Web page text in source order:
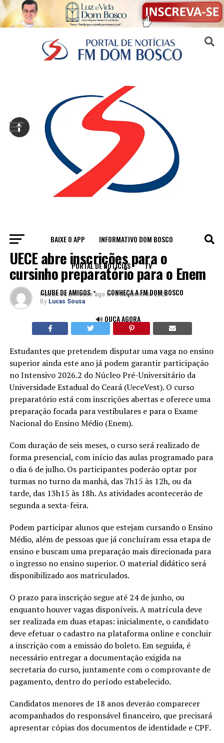
BAIXE O APP INFORMATIVO DOM BOSCO
PORTAL DE NOTÍCIAS TV
CLUBE DE AMIGOS CONHEÇA A FM DOM BOSCO
🔊 OUÇA AGORA
EDUCAÇÃO
UECE abre inscrições para o
cursinho preparatório para o Enem
Published 2 meses ago on 8 de junho de 2026
By Lucas Sousa
Estudantes que pretendem disputar uma vaga no ensino
superior ainda este ano já podem garantir participação
no Intensivo 2026.2 do Núcleo Pré-Universitário da
Universidade Estadual do Ceará (UeceVest). O curso
preparatório está com inscrições abertas e oferece uma
preparação focada para vestibulares e para o Exame
Nacional do Ensino Médio (Enem).
Com duração de seis meses, o curso será realizado de
forma presencial, com início das aulas programado para
o dia 6 de julho. Os participantes poderão optar por
turmas no turno da manhã, das 7h15 às 12h, ou da
tarde, das 13h15 às 18h. As atividades acontecerão de
segunda a sexta-feira.
Podem participar alunos que estejam cursando o Ensino
Médio, além de pessoas que já concluíram essa etapa de
ensino e buscam uma preparação mais direcionada para
o ingresso no ensino superior. O material didático será
disponibilizado aos matriculados.
O prazo para inscrição segue até 24 de junho, ou
enquanto houver vagas disponíveis. A matrícula deve
ser realizada em duas etapas: inicialmente, o candidato
deve efetuar o cadastro na plataforma online e concluir
a inscrição com a emissão do boleto. Em seguida, é
necessário entregar a documentação exigida na
secretaria do curso, juntamente com o comprovante de
pagamento, dentro do período estabelecido.
Candidatos menores de 18 anos deverão comparecer
acompanhados do responsável financeiro, que precisará
apresentar cópias dos documentos de identidade e CPF.
Sair da versão mobile